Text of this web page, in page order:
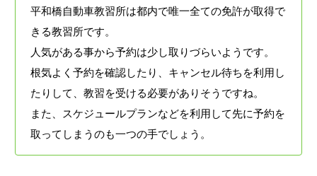
平和橋自動車教習所は都内で唯一全ての免許が取得で
きる教習所です。
人気がある事から予約は少し取りづらいようです。
根気よく予約を確認したり、キャンセル待ちを利用し
たりして、教習を受ける必要がありそうですね。
また、スケジュールプランなどを利用して先に予約を
取ってしまうのも一つの手でしょう。